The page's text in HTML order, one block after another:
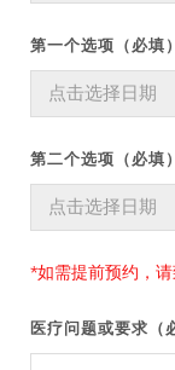
第一个选项（必填）
第二个选项（必填）
*如需提前预约，请
医疗问题或要求（